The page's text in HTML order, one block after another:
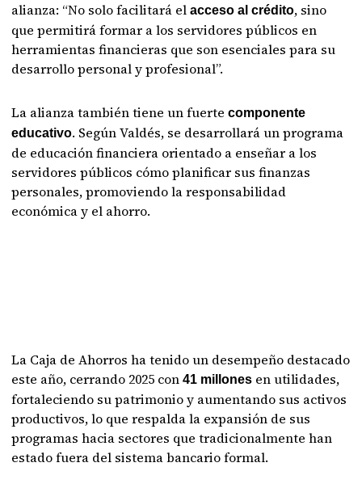
alianza: “No solo facilitará elacceso al crédito, sino
que permitirá formar a los servidores públicos en
herramientas financieras que son esenciales para su
desarrollo personal y profesional”.
La alianza también tiene un fuertecomponente
educativo. Según Valdés, se desarrollará un programa
de educación financiera orientado a enseñar a los
servidores públicos cómo planificar sus finanzas
personales, promoviendo la responsabilidad
económica y el ahorro.
La Caja de Ahorros ha tenido un desempeño destacado
este año, cerrando 2025 con41 millones en utilidades,
fortaleciendo su patrimonio y aumentando sus activos
productivos, lo que respalda la expansión de sus
programas hacia sectores que tradicionalmente han
estado fuera del sistema bancario formal.